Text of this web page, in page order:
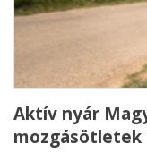
Aktív nyár
mozgásötletek